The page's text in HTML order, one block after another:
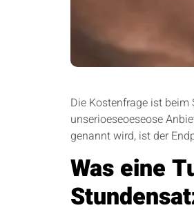
Die Kostenfrage ist
unserioeseoeseose
genannt wird, ist der
Was eine